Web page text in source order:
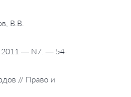
В.В.
2011 — N7. — 54-
// Право и